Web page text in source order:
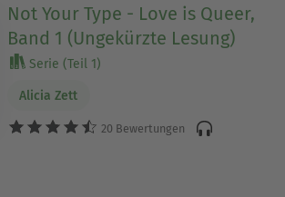
Not Your Type - Love is Queer,
Band 1 (Ungekürzte Lesung)
Serie (Teil 1)
Alicia Zett
20 Bewertungen